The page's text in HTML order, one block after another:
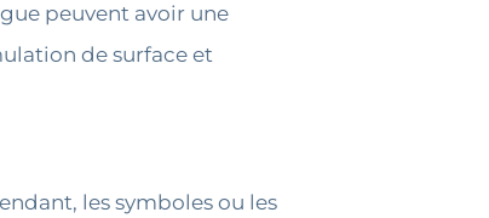
peuvent avoir une
de surface et
les symboles ou les